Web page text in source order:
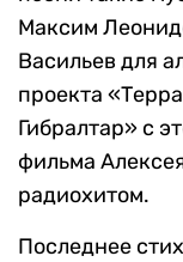
Максим
Васильев для
проекта
Гибралтар» с
фильма
радиохитом.
Последнее